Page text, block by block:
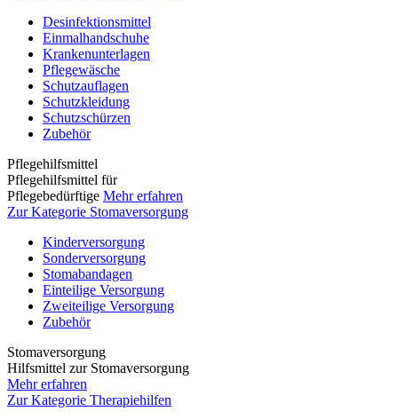
Desinfektionsmittel
Einmalhandschuhe
Krankenunterlagen
Pflegewäsche
Schutzauflagen
Schutzkleidung
Schutzschürzen
Zubehör
Pflegehilfsmittel
Pflegehilfsmittel für
Pflegebedürftige Mehr erfahren
Zur Kategorie Stomaversorgung
Kinderversorgung
Sonderversorgung
Stomabandagen
Einteilige Versorgung
Zweiteilige Versorgung
Zubehör
Stomaversorgung
Hilfsmittel zur Stomaversorgung
Mehr erfahren
Zur Kategorie Therapiehilfen